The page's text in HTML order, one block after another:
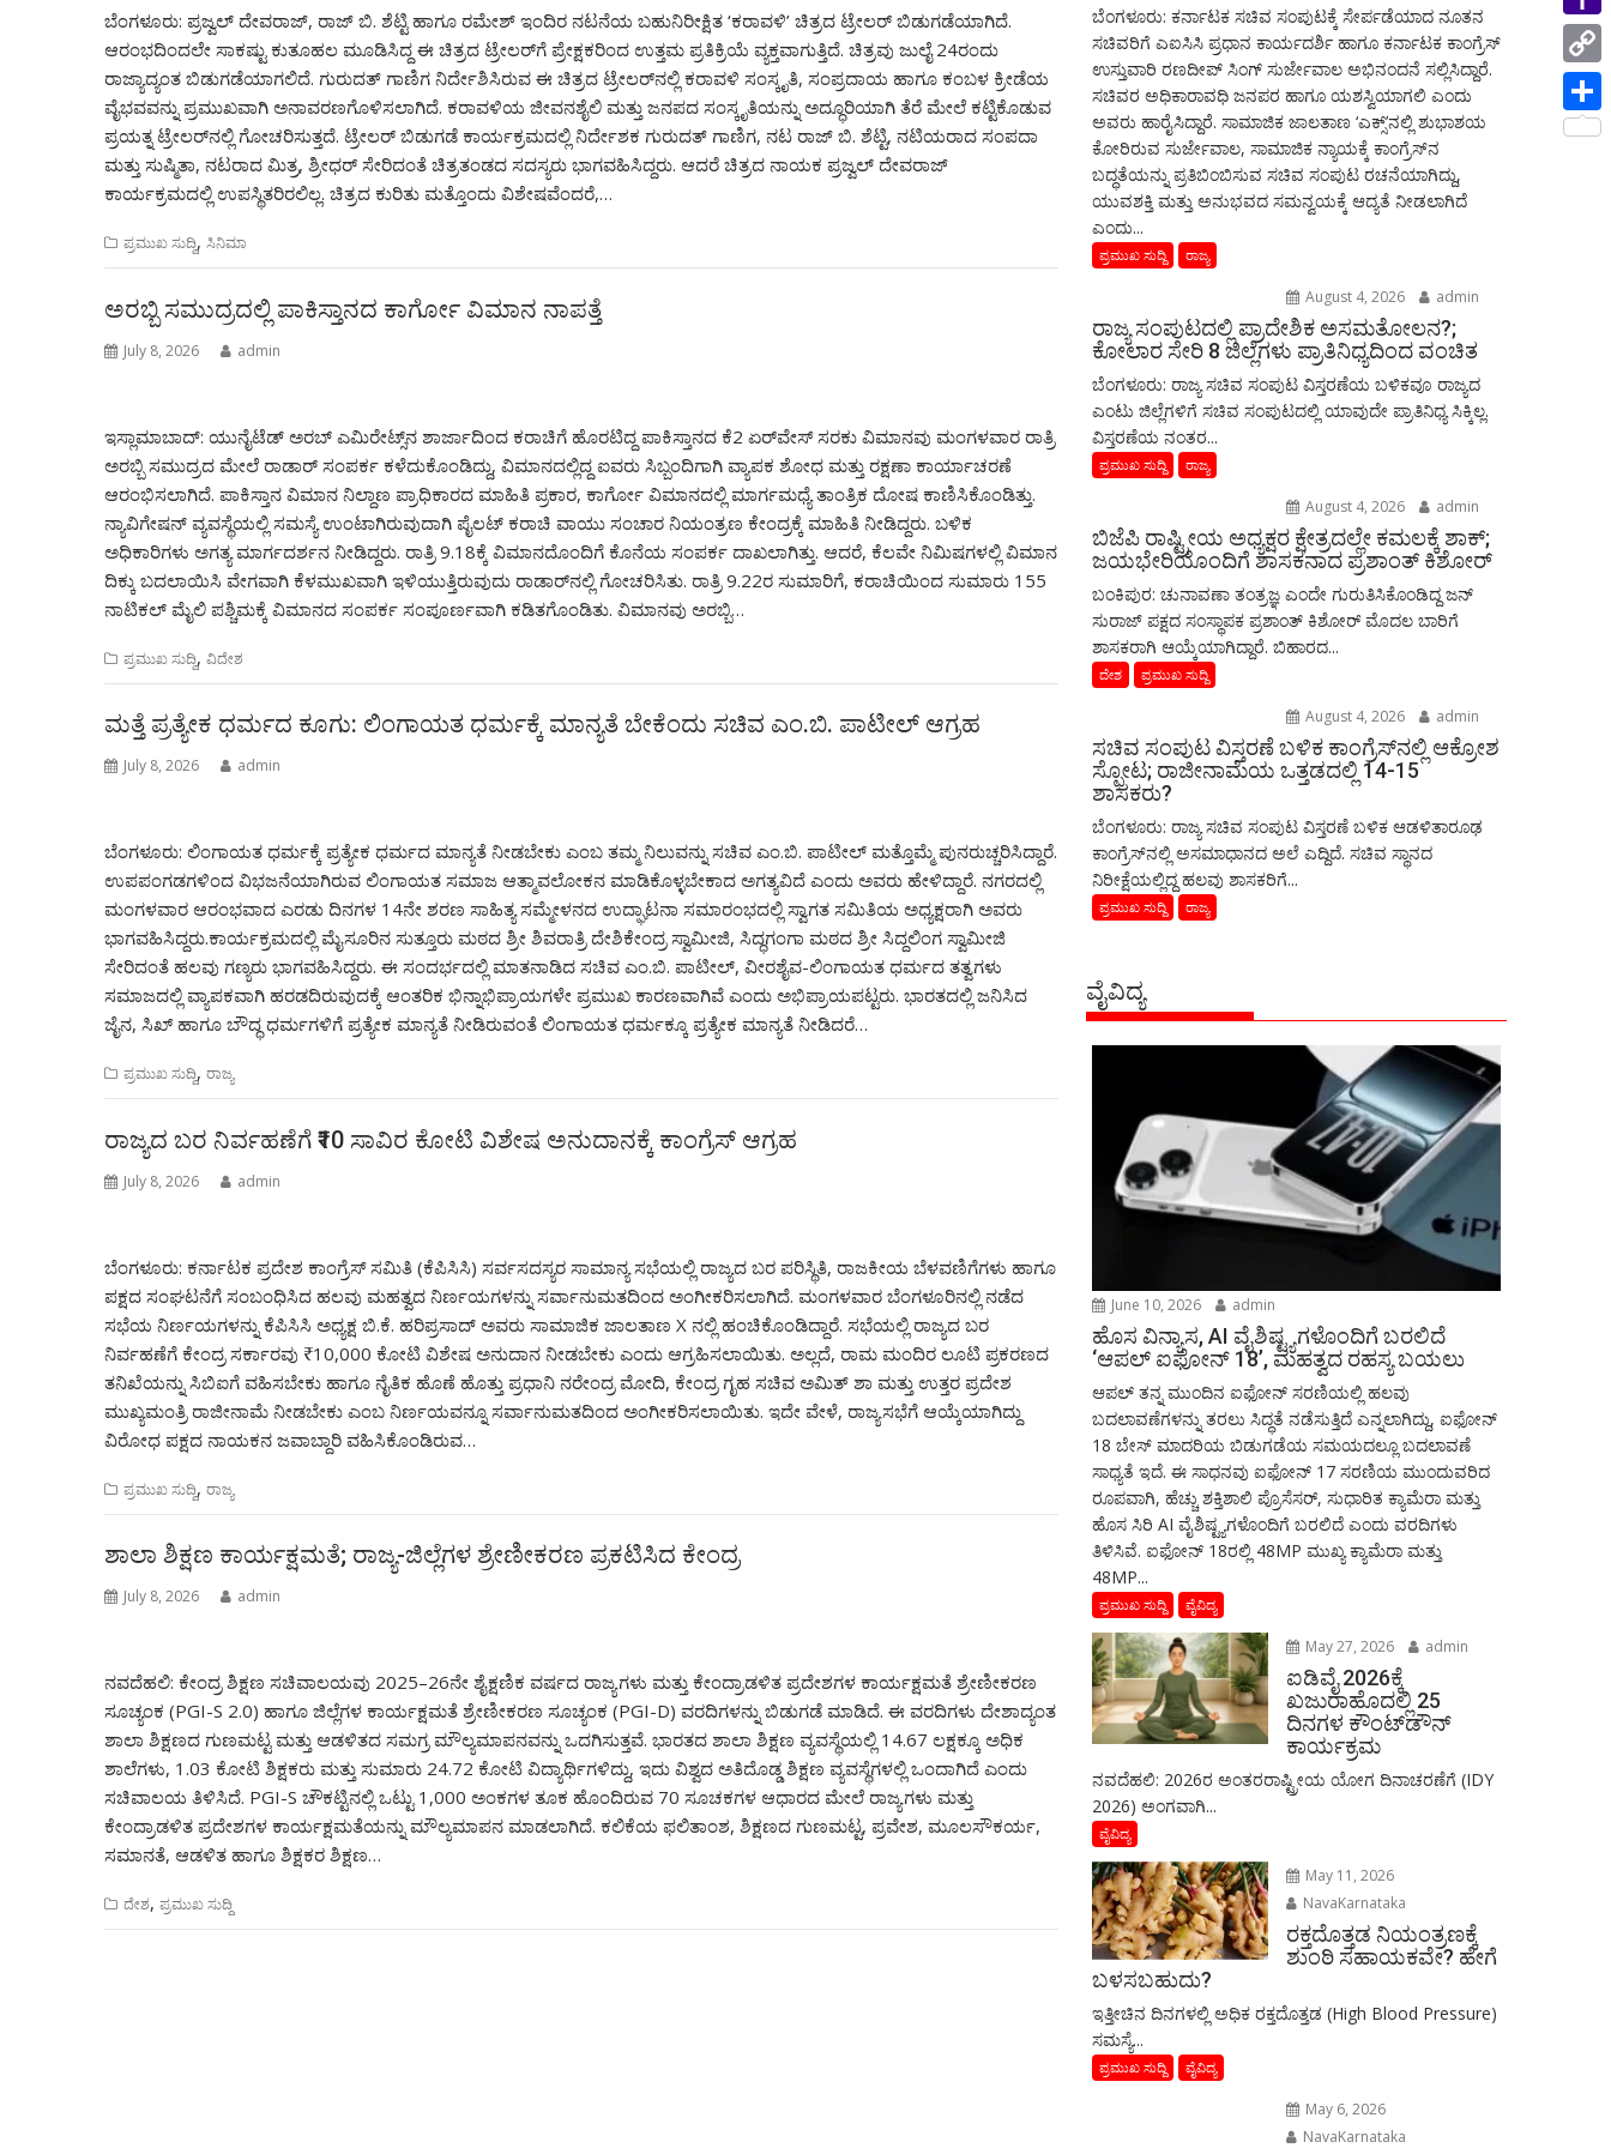
ಬೆಂಗಳೂರು: ಪ್ರಜ್ವಲ್ ದೇವರಾಜ್, ರಾಜ್ ಬಿ. ಶೆಟ್ಟಿ ಹಾಗೂ ರಮೇಶ್ ಇಂದಿರ ನಟನೆಯ ಬಹುನಿರೀಕ್ಷಿತ ‘ಕರಾವಳಿ’ ಚಿತ್ರದ ಟ್ರೇಲರ್ ಬಿಡುಗಡೆಯಾಗಿದೆ.
ಆರಂಭದಿಂದಲೇ ಸಾಕಷ್ಟು ಕುತೂಹಲ ಮೂಡಿಸಿದ್ದ ಈ ಚಿತ್ರದ ಟ್ರೇಲರ್‌ಗೆ ಪ್ರೇಕ್ಷಕರಿಂದ ಉತ್ತಮ ಪ್ರತಿಕ್ರಿಯೆ ವ್ಯಕ್ತವಾಗುತ್ತಿದೆ. ಚಿತ್ರವು ಜುಲೈ 24ರಂದು
ರಾಜ್ಯಾದ್ಯಂತ ಬಿಡುಗಡೆಯಾಗಲಿದೆ. ಗುರುದತ್ ಗಾಣಿಗ ನಿರ್ದೇಶಿಸಿರುವ ಈ ಚಿತ್ರದ ಟ್ರೇಲರ್‌ನಲ್ಲಿ ಕರಾವಳಿ ಸಂಸ್ಕೃತಿ, ಸಂಪ್ರದಾಯ ಹಾಗೂ ಕಂಬಳ ಕ್ರೀಡೆಯ
ವೈಭವವನ್ನು ಪ್ರಮುಖವಾಗಿ ಅನಾವರಣಗೊಳಿಸಲಾಗಿದೆ. ಕರಾವಳಿಯ ಜೀವನಶೈಲಿ ಮತ್ತು ಜನಪದ ಸಂಸ್ಕೃತಿಯನ್ನು ಅದ್ಧೂರಿಯಾಗಿ ತೆರೆ ಮೇಲೆ ಕಟ್ಟಿಕೊಡುವ
ಪ್ರಯತ್ನ ಟ್ರೇಲರ್‌ನಲ್ಲಿ ಗೋಚರಿಸುತ್ತದೆ. ಟ್ರೇಲರ್ ಬಿಡುಗಡೆ ಕಾರ್ಯಕ್ರಮದಲ್ಲಿ ನಿರ್ದೇಶಕ ಗುರುದತ್ ಗಾಣಿಗ, ನಟ ರಾಜ್ ಬಿ. ಶೆಟ್ಟಿ, ನಟಿಯರಾದ ಸಂಪದಾ
ಮತ್ತು ಸುಷ್ಮಿತಾ, ನಟರಾದ ಮಿತ್ರ, ಶ್ರೀಧರ್ ಸೇರಿದಂತೆ ಚಿತ್ರತಂಡದ ಸದಸ್ಯರು ಭಾಗವಹಿಸಿದ್ದರು. ಆದರೆ ಚಿತ್ರದ ನಾಯಕ ಪ್ರಜ್ವಲ್ ದೇವರಾಜ್
ಕಾರ್ಯಕ್ರಮದಲ್ಲಿ ಉಪಸ್ಥಿತರಿರಲಿಲ್ಲ. ಚಿತ್ರದ ಕುರಿತು ಮತ್ತೊಂದು ವಿಶೇಷವೆಂದರೆ,…
ಪ್ರಮುಖ ಸುದ್ದಿ, ಸಿನಿಮಾ
ಅರಬ್ಬಿ ಸಮುದ್ರದಲ್ಲಿ ಪಾಕಿಸ್ತಾನದ ಕಾರ್ಗೋ ವಿಮಾನ ನಾಪತ್ತೆ
July 8, 2026 admin
ಇಸ್ಲಾಮಾಬಾದ್: ಯುನೈಟೆಡ್ ಅರಬ್ ಎಮಿರೇಟ್ಸ್‌ನ ಶಾರ್ಜಾದಿಂದ ಕರಾಚಿಗೆ ಹೊರಟಿದ್ದ ಪಾಕಿಸ್ತಾನದ ಕೆ2 ಏರ್‌ವೇಸ್ ಸರಕು ವಿಮಾನವು ಮಂಗಳವಾರ ರಾತ್ರಿ
ಅರಬ್ಬಿ ಸಮುದ್ರದ ಮೇಲೆ ರಾಡಾರ್ ಸಂಪರ್ಕ ಕಳೆದುಕೊಂಡಿದ್ದು, ವಿಮಾನದಲ್ಲಿದ್ದ ಐವರು ಸಿಬ್ಬಂದಿಗಾಗಿ ವ್ಯಾಪಕ ಶೋಧ ಮತ್ತು ರಕ್ಷಣಾ ಕಾರ್ಯಾಚರಣೆ
ಆರಂಭಿಸಲಾಗಿದೆ. ಪಾಕಿಸ್ತಾನ ವಿಮಾನ ನಿಲ್ದಾಣ ಪ್ರಾಧಿಕಾರದ ಮಾಹಿತಿ ಪ್ರಕಾರ, ಕಾರ್ಗೋ ವಿಮಾನದಲ್ಲಿ ಮಾರ್ಗಮಧ್ಯೆ ತಾಂತ್ರಿಕ ದೋಷ ಕಾಣಿಸಿಕೊಂಡಿತ್ತು.
ನ್ಯಾವಿಗೇಷನ್ ವ್ಯವಸ್ಥೆಯಲ್ಲಿ ಸಮಸ್ಯೆ ಉಂಟಾಗಿರುವುದಾಗಿ ಪೈಲಟ್ ಕರಾಚಿ ವಾಯು ಸಂಚಾರ ನಿಯಂತ್ರಣ ಕೇಂದ್ರಕ್ಕೆ ಮಾಹಿತಿ ನೀಡಿದ್ದರು. ಬಳಿಕ
ಅಧಿಕಾರಿಗಳು ಅಗತ್ಯ ಮಾರ್ಗದರ್ಶನ ನೀಡಿದ್ದರು. ರಾತ್ರಿ 9.18ಕ್ಕೆ ವಿಮಾನದೊಂದಿಗೆ ಕೊನೆಯ ಸಂಪರ್ಕ ದಾಖಲಾಗಿತ್ತು. ಆದರೆ, ಕೆಲವೇ ನಿಮಿಷಗಳಲ್ಲಿ ವಿಮಾನ
ದಿಕ್ಕು ಬದಲಾಯಿಸಿ ವೇಗವಾಗಿ ಕೆಳಮುಖವಾಗಿ ಇಳಿಯುತ್ತಿರುವುದು ರಾಡಾರ್‌ನಲ್ಲಿ ಗೋಚರಿಸಿತು. ರಾತ್ರಿ 9.22ರ ಸುಮಾರಿಗೆ, ಕರಾಚಿಯಿಂದ ಸುಮಾರು 155
ನಾಟಿಕಲ್ ಮೈಲಿ ಪಶ್ಚಿಮಕ್ಕೆ ವಿಮಾನದ ಸಂಪರ್ಕ ಸಂಪೂರ್ಣವಾಗಿ ಕಡಿತಗೊಂಡಿತು. ವಿಮಾನವು ಅರಬ್ಬಿ…
ಪ್ರಮುಖ ಸುದ್ದಿ, ವಿದೇಶ
ಮತ್ತೆ ಪ್ರತ್ಯೇಕ ಧರ್ಮದ ಕೂಗು: ಲಿಂಗಾಯತ ಧರ್ಮಕ್ಕೆ ಮಾನ್ಯತೆ ಬೇಕೆಂದು ಸಚಿವ ಎಂ.ಬಿ. ಪಾಟೀಲ್ ಆಗ್ರಹ
July 8, 2026 admin
ಬೆಂಗಳೂರು: ಲಿಂಗಾಯತ ಧರ್ಮಕ್ಕೆ ಪ್ರತ್ಯೇಕ ಧರ್ಮದ ಮಾನ್ಯತೆ ನೀಡಬೇಕು ಎಂಬ ತಮ್ಮ ನಿಲುವನ್ನು ಸಚಿವ ಎಂ.ಬಿ. ಪಾಟೀಲ್ ಮತ್ತೊಮ್ಮೆ ಪುನರುಚ್ಚರಿಸಿದ್ದಾರೆ.
ಉಪಪಂಗಡಗಳಿಂದ ವಿಭಜನೆಯಾಗಿರುವ ಲಿಂಗಾಯತ ಸಮಾಜ ಆತ್ಮಾವಲೋಕನ ಮಾಡಿಕೊಳ್ಳಬೇಕಾದ ಅಗತ್ಯವಿದೆ ಎಂದು ಅವರು ಹೇಳಿದ್ದಾರೆ. ನಗರದಲ್ಲಿ
ಮಂಗಳವಾರ ಆರಂಭವಾದ ಎರಡು ದಿನಗಳ 14ನೇ ಶರಣ ಸಾಹಿತ್ಯ ಸಮ್ಮೇಳನದ ಉದ್ಘಾಟನಾ ಸಮಾರಂಭದಲ್ಲಿ ಸ್ವಾಗತ ಸಮಿತಿಯ ಅಧ್ಯಕ್ಷರಾಗಿ ಅವರು
ಭಾಗವಹಿಸಿದ್ದರು.ಕಾರ್ಯಕ್ರಮದಲ್ಲಿ ಮೈಸೂರಿನ ಸುತ್ತೂರು ಮಠದ ಶ್ರೀ ಶಿವರಾತ್ರಿ ದೇಶಿಕೇಂದ್ರ ಸ್ವಾಮೀಜಿ, ಸಿದ್ಧಗಂಗಾ ಮಠದ ಶ್ರೀ ಸಿದ್ದಲಿಂಗ ಸ್ವಾಮೀಜಿ
ಸೇರಿದಂತೆ ಹಲವು ಗಣ್ಯರು ಭಾಗವಹಿಸಿದ್ದರು. ಈ ಸಂದರ್ಭದಲ್ಲಿ ಮಾತನಾಡಿದ ಸಚಿವ ಎಂ.ಬಿ. ಪಾಟೀಲ್, ವೀರಶೈವ-ಲಿಂಗಾಯತ ಧರ್ಮದ ತತ್ವಗಳು
ಸಮಾಜದಲ್ಲಿ ವ್ಯಾಪಕವಾಗಿ ಹರಡದಿರುವುದಕ್ಕೆ ಆಂತರಿಕ ಭಿನ್ನಾಭಿಪ್ರಾಯಗಳೇ ಪ್ರಮುಖ ಕಾರಣವಾಗಿವೆ ಎಂದು ಅಭಿಪ್ರಾಯಪಟ್ಟರು. ಭಾರತದಲ್ಲಿ ಜನಿಸಿದ
ಜೈನ, ಸಿಖ್ ಹಾಗೂ ಬೌದ್ಧ ಧರ್ಮಗಳಿಗೆ ಪ್ರತ್ಯೇಕ ಮಾನ್ಯತೆ ನೀಡಿರುವಂತೆ ಲಿಂಗಾಯತ ಧರ್ಮಕ್ಕೂ ಪ್ರತ್ಯೇಕ ಮಾನ್ಯತೆ ನೀಡಿದರೆ…
ಪ್ರಮುಖ ಸುದ್ದಿ, ರಾಜ್ಯ
ರಾಜ್ಯದ ಬರ ನಿರ್ವಹಣೆಗೆ ₹10 ಸಾವಿರ ಕೋಟಿ ವಿಶೇಷ ಅನುದಾನಕ್ಕೆ ಕಾಂಗ್ರೆಸ್ ಆಗ್ರಹ
July 8, 2026 admin
ಬೆಂಗಳೂರು: ಕರ್ನಾಟಕ ಪ್ರದೇಶ ಕಾಂಗ್ರೆಸ್ ಸಮಿತಿ (ಕೆಪಿಸಿಸಿ) ಸರ್ವಸದಸ್ಯರ ಸಾಮಾನ್ಯ ಸಭೆಯಲ್ಲಿ ರಾಜ್ಯದ ಬರ ಪರಿಸ್ಥಿತಿ, ರಾಜಕೀಯ ಬೆಳವಣಿಗೆಗಳು ಹಾಗೂ
ಪಕ್ಷದ ಸಂಘಟನೆಗೆ ಸಂಬಂಧಿಸಿದ ಹಲವು ಮಹತ್ವದ ನಿರ್ಣಯಗಳನ್ನು ಸರ್ವಾನುಮತದಿಂದ ಅಂಗೀಕರಿಸಲಾಗಿದೆ. ಮಂಗಳವಾರ ಬೆಂಗಳೂರಿನಲ್ಲಿ ನಡೆದ
ಸಭೆಯ ನಿರ್ಣಯಗಳನ್ನು ಕೆಪಿಸಿಸಿ ಅಧ್ಯಕ್ಷ ಬಿ.ಕೆ. ಹರಿಪ್ರಸಾದ್ ಅವರು ಸಾಮಾಜಿಕ ಜಾಲತಾಣ X ನಲ್ಲಿ ಹಂಚಿಕೊಂಡಿದ್ದಾರೆ. ಸಭೆಯಲ್ಲಿ ರಾಜ್ಯದ ಬರ
ನಿರ್ವಹಣೆಗೆ ಕೇಂದ್ರ ಸರ್ಕಾರವು ₹10,000 ಕೋಟಿ ವಿಶೇಷ ಅನುದಾನ ನೀಡಬೇಕು ಎಂದು ಆಗ್ರಹಿಸಲಾಯಿತು. ಅಲ್ಲದೆ, ರಾಮ ಮಂದಿರ ಲೂಟಿ ಪ್ರಕರಣದ
ತನಿಖೆಯನ್ನು ಸಿಬಿಐಗೆ ವಹಿಸಬೇಕು ಹಾಗೂ ನೈತಿಕ ಹೊಣೆ ಹೊತ್ತು ಪ್ರಧಾನಿ ನರೇಂದ್ರ ಮೋದಿ, ಕೇಂದ್ರ ಗೃಹ ಸಚಿವ ಅಮಿತ್ ಶಾ ಮತ್ತು ಉತ್ತರ ಪ್ರದೇಶ
ಮುಖ್ಯಮಂತ್ರಿ ರಾಜೀನಾಮೆ ನೀಡಬೇಕು ಎಂಬ ನಿರ್ಣಯವನ್ನೂ ಸರ್ವಾನುಮತದಿಂದ ಅಂಗೀಕರಿಸಲಾಯಿತು. ಇದೇ ವೇಳೆ, ರಾಜ್ಯಸಭೆಗೆ ಆಯ್ಕೆಯಾಗಿದ್ದು
ವಿರೋಧ ಪಕ್ಷದ ನಾಯಕನ ಜವಾಬ್ದಾರಿ ವಹಿಸಿಕೊಂಡಿರುವ…
ಪ್ರಮುಖ ಸುದ್ದಿ, ರಾಜ್ಯ
ಶಾಲಾ ಶಿಕ್ಷಣ ಕಾರ್ಯಕ್ಷಮತೆ; ರಾಜ್ಯ-ಜಿಲ್ಲೆಗಳ ಶ್ರೇಣೀಕರಣ ಪ್ರಕಟಿಸಿದ ಕೇಂದ್ರ
July 8, 2026 admin
ನವದೆಹಲಿ: ಕೇಂದ್ರ ಶಿಕ್ಷಣ ಸಚಿವಾಲಯವು 2025–26ನೇ ಶೈಕ್ಷಣಿಕ ವರ್ಷದ ರಾಜ್ಯಗಳು ಮತ್ತು ಕೇಂದ್ರಾಡಳಿತ ಪ್ರದೇಶಗಳ ಕಾರ್ಯಕ್ಷಮತೆ ಶ್ರೇಣೀಕರಣ
ಸೂಚ್ಯಂಕ (PGI-S 2.0) ಹಾಗೂ ಜಿಲ್ಲೆಗಳ ಕಾರ್ಯಕ್ಷಮತೆ ಶ್ರೇಣೀಕರಣ ಸೂಚ್ಯಂಕ (PGI-D) ವರದಿಗಳನ್ನು ಬಿಡುಗಡೆ ಮಾಡಿದೆ. ಈ ವರದಿಗಳು ದೇಶಾದ್ಯಂತ
ಶಾಲಾ ಶಿಕ್ಷಣದ ಗುಣಮಟ್ಟ ಮತ್ತು ಆಡಳಿತದ ಸಮಗ್ರ ಮೌಲ್ಯಮಾಪನವನ್ನು ಒದಗಿಸುತ್ತವೆ. ಭಾರತದ ಶಾಲಾ ಶಿಕ್ಷಣ ವ್ಯವಸ್ಥೆಯಲ್ಲಿ 14.67 ಲಕ್ಷಕ್ಕೂ ಅಧಿಕ
ಶಾಲೆಗಳು, 1.03 ಕೋಟಿ ಶಿಕ್ಷಕರು ಮತ್ತು ಸುಮಾರು 24.72 ಕೋಟಿ ವಿದ್ಯಾರ್ಥಿಗಳಿದ್ದು, ಇದು ವಿಶ್ವದ ಅತಿದೊಡ್ಡ ಶಿಕ್ಷಣ ವ್ಯವಸ್ಥೆಗಳಲ್ಲಿ ಒಂದಾಗಿದೆ ಎಂದು
ಸಚಿವಾಲಯ ತಿಳಿಸಿದೆ. PGI-S ಚೌಕಟ್ಟಿನಲ್ಲಿ ಒಟ್ಟು 1,000 ಅಂಕಗಳ ತೂಕ ಹೊಂದಿರುವ 70 ಸೂಚಕಗಳ ಆಧಾರದ ಮೇಲೆ ರಾಜ್ಯಗಳು ಮತ್ತು
ಕೇಂದ್ರಾಡಳಿತ ಪ್ರದೇಶಗಳ ಕಾರ್ಯಕ್ಷಮತೆಯನ್ನು ಮೌಲ್ಯಮಾಪನ ಮಾಡಲಾಗಿದೆ. ಕಲಿಕೆಯ ಫಲಿತಾಂಶ, ಶಿಕ್ಷಣದ ಗುಣಮಟ್ಟ, ಪ್ರವೇಶ, ಮೂಲಸೌಕರ್ಯ,
ಸಮಾನತೆ, ಆಡಳಿತ ಹಾಗೂ ಶಿಕ್ಷಕರ ಶಿಕ್ಷಣ…
ದೇಶ, ಪ್ರಮುಖ ಸುದ್ದಿ
ಬೆಂಗಳೂರು: ಕರ್ನಾಟಕ ಸಚಿವ ಸಂಪುಟಕ್ಕೆ ಸೇರ್ಪಡೆಯಾದ ನೂತನ
ಸಚಿವರಿಗೆ ಎಐಸಿಸಿ ಪ್ರಧಾನ ಕಾರ್ಯದರ್ಶಿ ಹಾಗೂ ಕರ್ನಾಟಕ ಕಾಂಗ್ರೆಸ್
ಉಸ್ತುವಾರಿ ರಣದೀಪ್ ಸಿಂಗ್ ಸುರ್ಜೇವಾಲ ಅಭಿನಂದನೆ ಸಲ್ಲಿಸಿದ್ದಾರೆ.
ಸಚಿವರ ಅಧಿಕಾರಾವಧಿ ಜನಪರ ಹಾಗೂ ಯಶಸ್ವಿಯಾಗಲಿ ಎಂದು
ಅವರು ಹಾರೈಸಿದ್ದಾರೆ. ಸಾಮಾಜಿಕ ಜಾಲತಾಣ ‘ಎಕ್ಸ್‌’ನಲ್ಲಿ ಶುಭಾಶಯ
ಕೋರಿರುವ ಸುರ್ಜೇವಾಲ, ಸಾಮಾಜಿಕ ನ್ಯಾಯಕ್ಕೆ ಕಾಂಗ್ರೆಸ್‌ನ
ಬದ್ಧತೆಯನ್ನು ಪ್ರತಿಬಿಂಬಿಸುವ ಸಚಿವ ಸಂಪುಟ ರಚನೆಯಾಗಿದ್ದು,
ಯುವಶಕ್ತಿ ಮತ್ತು ಅನುಭವದ ಸಮನ್ವಯಕ್ಕೆ ಆದ್ಯತೆ ನೀಡಲಾಗಿದೆ
ಎಂದು...
ಪ್ರಮುಖ ಸುದ್ದಿ ರಾಜ್ಯ
August 4, 2026 admin
ರಾಜ್ಯ ಸಂಪುಟದಲ್ಲಿ ಪ್ರಾದೇಶಿಕ ಅಸಮತೋಲನ?;
ಕೋಲಾರ ಸೇರಿ 8 ಜಿಲ್ಲೆಗಳು ಪ್ರಾತಿನಿಧ್ಯದಿಂದ ವಂಚಿತ
ಬೆಂಗಳೂರು: ರಾಜ್ಯ ಸಚಿವ ಸಂಪುಟ ವಿಸ್ತರಣೆಯ ಬಳಿಕವೂ ರಾಜ್ಯದ
ಎಂಟು ಜಿಲ್ಲೆಗಳಿಗೆ ಸಚಿವ ಸಂಪುಟದಲ್ಲಿ ಯಾವುದೇ ಪ್ರಾತಿನಿಧ್ಯ ಸಿಕ್ಕಿಲ್ಲ.
ವಿಸ್ತರಣೆಯ ನಂತರ...
ಪ್ರಮುಖ ಸುದ್ದಿ ರಾಜ್ಯ
August 4, 2026 admin
ಬಿಜೆಪಿ ರಾಷ್ಟ್ರೀಯ ಅಧ್ಯಕ್ಷರ ಕ್ಷೇತ್ರದಲ್ಲೇ ಕಮಲಕ್ಕೆ ಶಾಕ್;
ಜಯಭೇರಿಯೊಂದಿಗೆ ಶಾಸಕನಾದ ಪ್ರಶಾಂತ್ ಕಿಶೋರ್
ಬಂಕಿಪುರ: ಚುನಾವಣಾ ತಂತ್ರಜ್ಞ ಎಂದೇ ಗುರುತಿಸಿಕೊಂಡಿದ್ದ ಜನ್
ಸುರಾಜ್ ಪಕ್ಷದ ಸಂಸ್ಥಾಪಕ ಪ್ರಶಾಂತ್ ಕಿಶೋರ್ ಮೊದಲ ಬಾರಿಗೆ
ಶಾಸಕರಾಗಿ ಆಯ್ಕೆಯಾಗಿದ್ದಾರೆ. ಬಿಹಾರದ...
ದೇಶ ಪ್ರಮುಖ ಸುದ್ದಿ
August 4, 2026 admin
ಸಚಿವ ಸಂಪುಟ ವಿಸ್ತರಣೆ ಬಳಿಕ ಕಾಂಗ್ರೆಸ್‌ನಲ್ಲಿ ಆಕ್ರೋಶ
ಸ್ಫೋಟ; ರಾಜೀನಾಮೆಯ ಒತ್ತಡದಲ್ಲಿ 14-15
ಶಾಸಕರು?
ಬೆಂಗಳೂರು: ರಾಜ್ಯ ಸಚಿವ ಸಂಪುಟ ವಿಸ್ತರಣೆ ಬಳಿಕ ಆಡಳಿತಾರೂಢ
ಕಾಂಗ್ರೆಸ್‌ನಲ್ಲಿ ಅಸಮಾಧಾನದ ಅಲೆ ಎದ್ದಿದೆ. ಸಚಿವ ಸ್ಥಾನದ
ನಿರೀಕ್ಷೆಯಲ್ಲಿದ್ದ ಹಲವು ಶಾಸಕರಿಗೆ...
ಪ್ರಮುಖ ಸುದ್ದಿ ರಾಜ್ಯ
ವೈವಿದ್ಯ
June 10, 2026 admin
ಹೊಸ ವಿನ್ಯಾಸ, AI ವೈಶಿಷ್ಟ್ಯಗಳೊಂದಿಗೆ ಬರಲಿದೆ
‘ಆಪಲ್ ಐಫೋನ್ 18’, ಮಹತ್ವದ ರಹಸ್ಯ ಬಯಲು
ಆಪಲ್ ತನ್ನ ಮುಂದಿನ ಐಫೋನ್ ಸರಣಿಯಲ್ಲಿ ಹಲವು
ಬದಲಾವಣೆಗಳನ್ನು ತರಲು ಸಿದ್ಧತೆ ನಡೆಸುತ್ತಿದೆ ಎನ್ನಲಾಗಿದ್ದು, ಐಫೋನ್
18 ಬೇಸ್ ಮಾದರಿಯ ಬಿಡುಗಡೆಯ ಸಮಯದಲ್ಲೂ ಬದಲಾವಣೆ
ಸಾಧ್ಯತೆ ಇದೆ. ಈ ಸಾಧನವು ಐಫೋನ್ 17 ಸರಣಿಯ ಮುಂದುವರಿದ
ರೂಪವಾಗಿ, ಹೆಚ್ಚು ಶಕ್ತಿಶಾಲಿ ಪ್ರೊಸೆಸರ್, ಸುಧಾರಿತ ಕ್ಯಾಮೆರಾ ಮತ್ತು
ಹೊಸ ಸಿರಿ AI ವೈಶಿಷ್ಟ್ಯಗಳೊಂದಿಗೆ ಬರಲಿದೆ ಎಂದು ವರದಿಗಳು
ತಿಳಿಸಿವೆ. ಐಫೋನ್ 18ರಲ್ಲಿ 48MP ಮುಖ್ಯ ಕ್ಯಾಮೆರಾ ಮತ್ತು
48MP...
ಪ್ರಮುಖ ಸುದ್ದಿ ವೈವಿದ್ಯ
May 27, 2026 admin
ಐಡಿವೈ 2026ಕ್ಕೆ
ಖಜುರಾಹೊದಲ್ಲಿ 25
ದಿನಗಳ ಕೌಂಟ್‌ಡೌನ್
ಕಾರ್ಯಕ್ರಮ
ನವದೆಹಲಿ: 2026ರ ಅಂತರರಾಷ್ಟ್ರೀಯ ಯೋಗ ದಿನಾಚರಣೆಗೆ (IDY
2026) ಅಂಗವಾಗಿ...
ವೈವಿದ್ಯ
May 11, 2026
NavaKarnataka
ರಕ್ತದೊತ್ತಡ ನಿಯಂತ್ರಣಕ್ಕೆ
ಶುಂಠಿ ಸಹಾಯಕವೇ? ಹೇಗೆ
ಬಳಸಬಹುದು?
ಇತ್ತೀಚಿನ ದಿನಗಳಲ್ಲಿ ಅಧಿಕ ರಕ್ತದೊತ್ತಡ (High Blood Pressure)
ಸಮಸ್ಯೆ...
ಪ್ರಮುಖ ಸುದ್ದಿ ವೈವಿದ್ಯ
May 6, 2026
NavaKarnataka
p
a
m
n
g
e
ii
n
e
s
s
a
Y
a
h
C
o
S